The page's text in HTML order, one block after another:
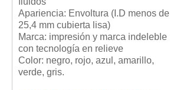
Apariencia: Envoltura (I.D menos de
25,4 mm cubierta lisa)
Marca: impresión y marca indeleble
con tecnología en relieve
Color: negro, rojo, azul, amarillo,
verde, gris.